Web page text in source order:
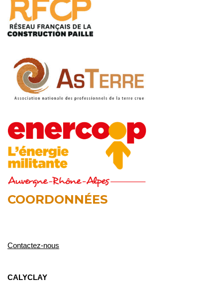
COORDONNÉES
Contactez-nous
CALYCLAY